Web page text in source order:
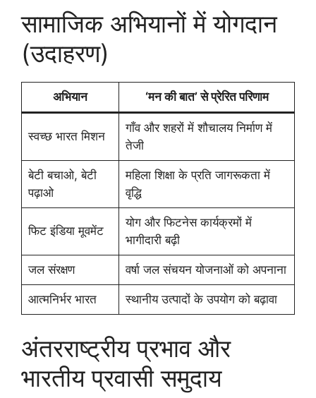
सामाजिक अभियानों में योगदान
(उदाहरण)
अभियान ‘मन की बात’ से प्रेरित परिणाम
स्वच्छ भारत मिशन
गाँव और शहरों में शौचालय निर्माण में
तेजी
बेटी बचाओ, बेटी
पढ़ाओ
महिला शिक्षा के प्रति जागरूकता में
वृद्धि
फिट इंडिया मूवमेंट
योग और फिटनेस कार्यक्रमों में
भागीदारी बढ़ी
जल संरक्षण वर्षा जल संचयन योजनाओं को अपनाना
आत्मनिर्भर भारत स्थानीय उत्पादों के उपयोग को बढ़ावा
अंतरराष्ट्रीय प्रभाव और
भारतीय प्रवासी समुदाय